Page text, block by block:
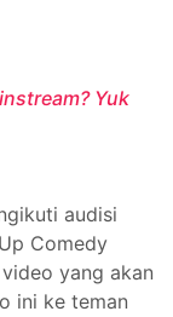
Yuk
audisi
Comedy
yang akan
ini ke teman